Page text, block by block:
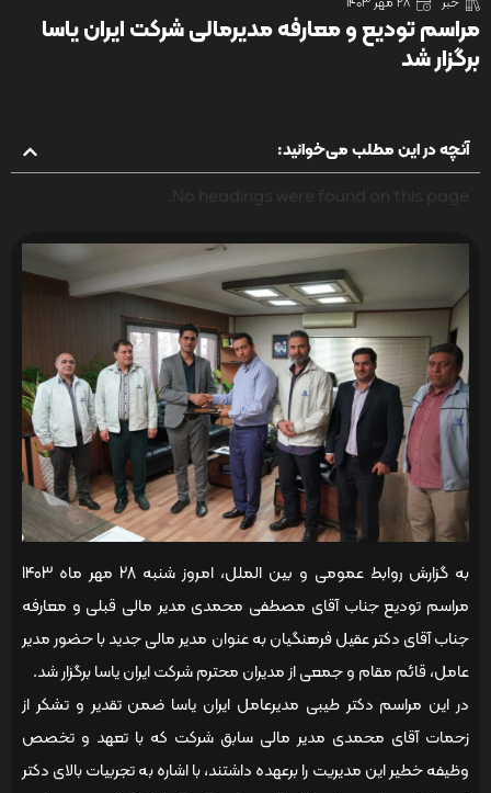
مراسم تودیع و معارفه مدیرمالی شرکت ایران یاسا
برگزار شد
آنچه در این مطلب می‌خوانید:
به گزارش روابط عمومی و بین الملل، امروز شنبه 28 مهر ماه 1403
مراسم تودیع جناب آقای مصطفی محمدی مدیر مالی قبلی و معارفه
جناب آقای دکتر عقیل فرهنگیان به عنوان مدیر مالی جدید با حضور مدیر
عامل، قائم مقام و جمعی از مدیران محترم شرکت ایران یاسا برگزار شد.
در این مراسم دکتر طیبی مدیرعامل ایران یاسا ضمن تقدیر و تشکر از
زحمات آقای محمدی مدیر مالی سابق شرکت که با تعهد و تخصص
وظیفه خطیر این مدیریت را برعهده داشتند، با اشاره به تجربیات بالای دکتر